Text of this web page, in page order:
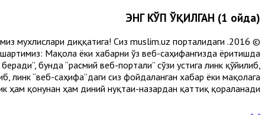
ЭНГ КЎП ЎҚИЛГАН (1 ойда)
мухлислари диққатига! Сиз muslim.uz порталидаги
Мақола ёки хабарни ўз веб-саҳифангизда ёритишда
бунда “расмий веб-портали” сўзи устига линк қўйилиб,
линк “веб-саҳифа”даги сиз фойдаланган хабар ёки мақолага
ҳам қонунан ҳам диний нуқтаи-назардан қаттиқ қораланади.